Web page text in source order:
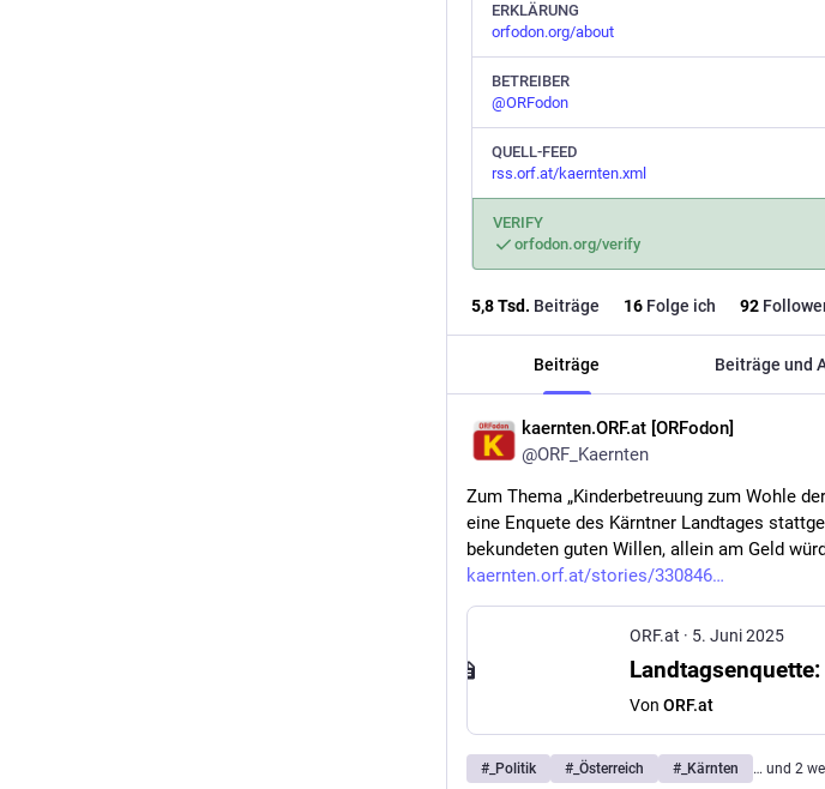
ERKLÄRUNG
orfodon.org/about
BETREIBER
@ORFodon
QUELL-FEED
rss.orf.at/kaernten.xml
VERIFY
orfodon.org/verify
5,8Tsd. Beiträge 16 Folge ich 92
Beiträge Beiträge und
kaernten.ORF.at [ORFodon]
@ORF_Kaernten
Zum Thema „Kinderbetreuung zum Wohle
eine Enquete des Kärntner Landtages
bekundeten guten Willen, allein am Geld
kaernten.orf.at/stories/330846
ORF.at · 5. Juni 2025
Von ORF.at
# _Politik # _Österreich # _Kärnten … und 2